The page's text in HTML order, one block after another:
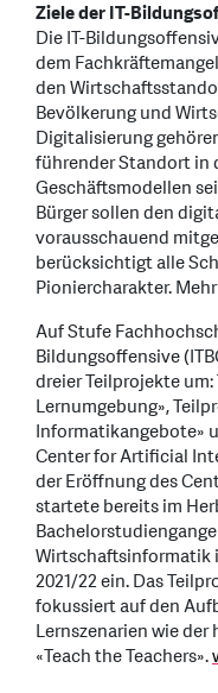
Ziele der IT-
Die IT-
dem
den
Bevölkerung und
Digitalisierung
führender Standort in
Geschäftsmodellen
Bürger sollen den
vorausschauend
berücksichtigt alle
Pioniercharakter.
Auf Stufe
Bildungsoffensive
dreier Teilprojekte
Lernumgebung»,
Informatikangebote»
Center for Artificial
der Eröffnung des
startete bereits im
Wirtschaftsinformatik
2021/22 ein. Das
fokussiert auf den
Lernszenarien wie
«Teach the Teachers».